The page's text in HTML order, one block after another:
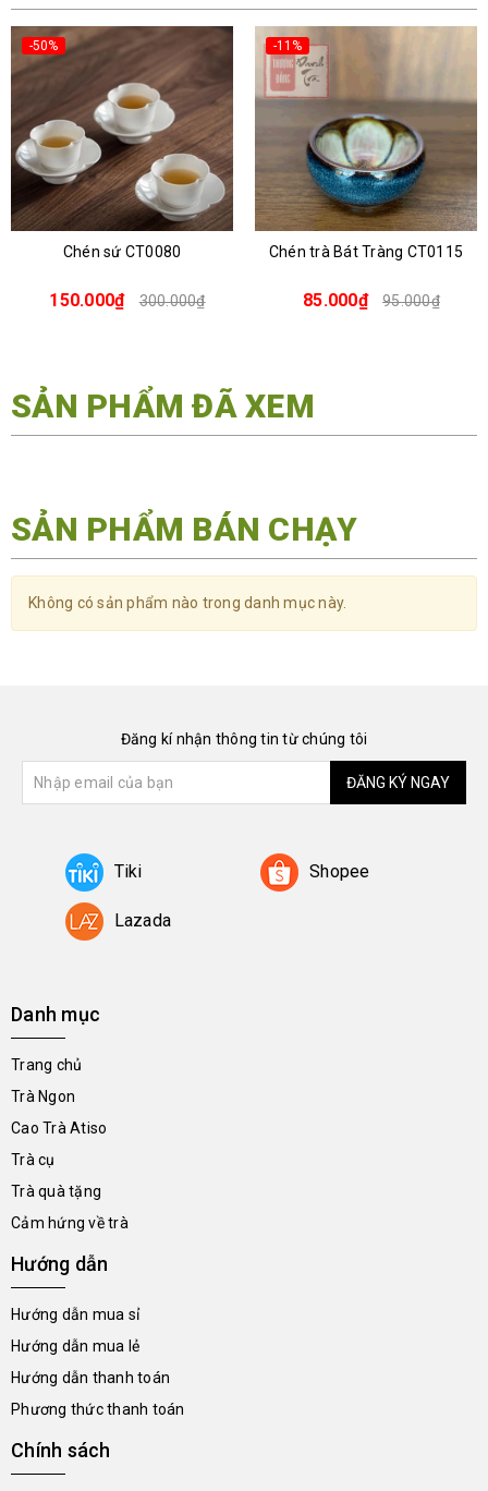
-50%
Chén sứ CT0080
150.000₫ 300.000₫
-11%
Chén trà Bát Tràng CT0115
85.000₫ 95.000₫
SẢN PHẨM ĐÃ XEM
SẢN PHẨM BÁN CHẠY
Không có sản phẩm nào trong danh mục này.
Đăng kí nhận thông tin từ chúng tôi
ĐĂNG KÝ NGAY
Tiki Shopee
Lazada
Danh mục
Trang chủ
Trà Ngon
Cao Trà Atiso
Trà cụ
Trà quà tặng
Cảm hứng về trà
Hướng dẫn
Hướng dẫn mua sỉ
Hướng dẫn mua lẻ
Hướng dẫn thanh toán
Phương thức thanh toán
Chính sách